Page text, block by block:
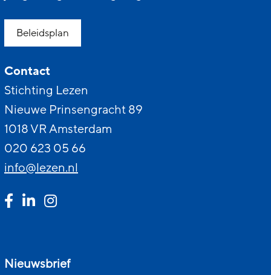
Beleidsplan
Contact
Stichting Lezen
Nieuwe Prinsengracht 89
1018 VR Amsterdam
020 623 05 66
info@lezen.nl
Nieuwsbrief